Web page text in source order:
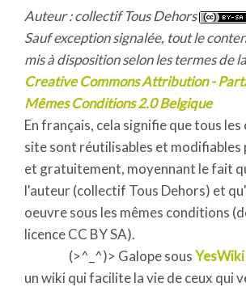
Auteur : collectif Tous Dehors
Sauf exception signalée, tout le
mis à disposition selon les termes de la
Creative Commons Attribution -
Mêmes Conditions 2.0 Belgique
En français, cela signifie que tous les
site sont réutilisables et modifiables
et gratuitement, moyennant le fait
l'auteur (collectif Tous Dehors) et
oeuvre sous les mêmes conditions
licence CC BY SA).
(>^_^)> Galope sousYesWiki
un wiki qui facilite la vie de ceux qui